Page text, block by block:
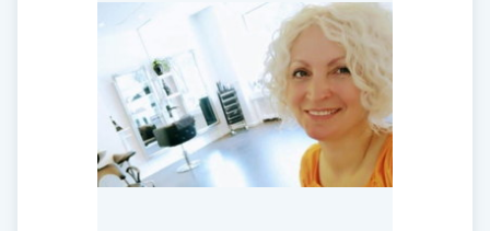
Extensions borttagning